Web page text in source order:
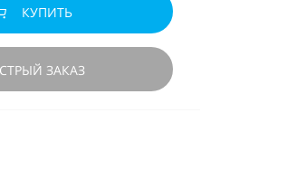
КУПИТЬ
ЗАКАЗ